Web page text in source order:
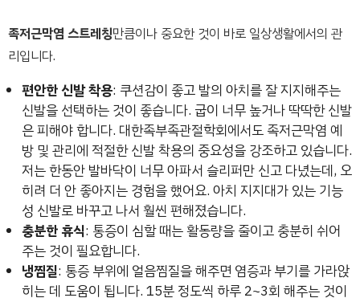
족저근막염 스트레칭만큼이나 중요한 것이 바로 일상생활에서의 관
리입니다.
편안한 신발 착용: 쿠션감이 좋고 발의 아치를 잘 지지해주는
신발을 선택하는 것이 좋습니다. 굽이 너무 높거나 딱딱한 신발
은 피해야 합니다. 대한족부족관절학회에서도 족저근막염 예
방 및 관리에 적절한 신발 착용의 중요성을 강조하고 있습니다.
저는 한동안 발바닥이 너무 아파서 슬리퍼만 신고 다녔는데, 오
히려 더 안 좋아지는 경험을 했어요. 아치 지지대가 있는 기능
성 신발로 바꾸고 나서 훨씬 편해졌습니다.
충분한 휴식: 통증이 심할 때는 활동량을 줄이고 충분히 쉬어
주는 것이 필요합니다.
냉찜질: 통증 부위에 얼음찜질을 해주면 염증과 부기를 가라앉
히는 데 도움이 됩니다. 15분 정도씩 하루 2~3회 해주는 것이